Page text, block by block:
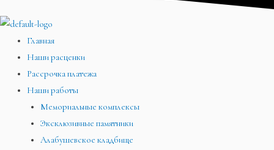
Главная
Наши расценки
Рассрочка платежа
Наши работы
Мемориальные комплексы
Эксклюзивные памятники
Алабушевское кладбище